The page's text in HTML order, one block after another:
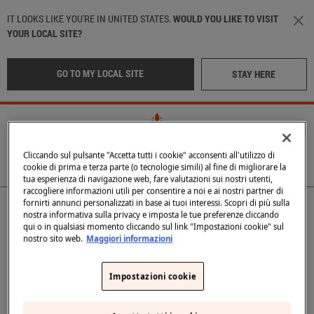
IT LOOKS LIKE YOU'RE IN UNITED STATES.WOULD YOU LIKE TO VISIT
YOUR LOCAL SITE?
GO TO MY LOCAL SITE STAY HERE
Main navigation
LA NOSTRA ACQUA
LE NOSTRE BOTTIGLIE
NEI MIGLIORI RISTORANTI
POSIZIONE: Italy
(English)
Cliccando sul pulsante "Accetta tutti i cookie" acconsenti all'utilizzo di
cookie di prima e terza parte (o tecnologie simili) al fine di migliorare la
tua esperienza di navigazione web, fare valutazioni sui nostri utenti,
raccogliere informazioni utili per consentire a noi e ai nostri partner di
fornirti annunci personalizzati in base ai tuoi interessi. Scopri di più sulla
nostra informativa sulla privacy e imposta le tue preferenze cliccando
qui o in qualsiasi momento cliccando sul link "Impostazioni cookie" sul
nostro sito web. Maggiori informazioni
Impostazioni cookie